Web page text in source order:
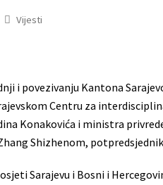
Vijesti
i povezivanju Kantona
Centru za
Konakovića i ministra
Shizhenom,
Sarajevu i Bosni i